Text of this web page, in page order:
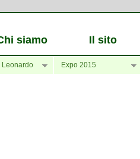
siamo Il sito
Leonardo Expo 2015